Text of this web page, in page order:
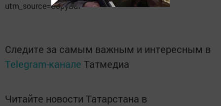
utm_source=CopyBuf
Следите за самым важным и интересным в
Telegram-канале Татмедиа
Читайте новости Татарстана в